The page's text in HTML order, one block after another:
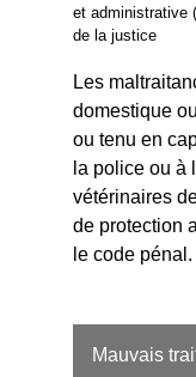
et administrative
de la justice
Les
domestique
ou tenu en
la police ou à
vétérinaires
de protection
le code pénal.
Mauvais